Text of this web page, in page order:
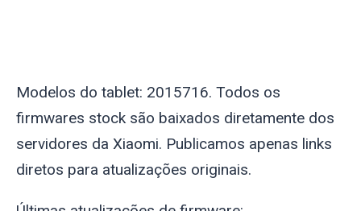
Modelos do tablet: 2015716. Todos os
firmwares stock são baixados diretamente dos
servidores da Xiaomi. Publicamos apenas links
diretos para atualizações originais.